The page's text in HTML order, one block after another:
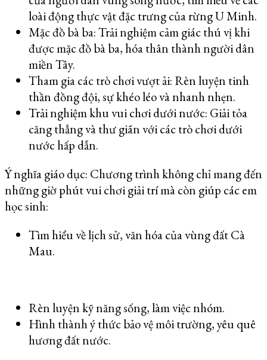
loài động thực vật đặc trưng của rừng U Minh.
Mặc đồ bà ba: Trải nghiệm cảm giác thú vị khi
được mặc đồ bà ba, hóa thân thành người dân
miền Tây.
Tham gia các trò chơi vượt ải: Rèn luyện tinh
thần đồng đội, sự khéo léo và nhanh nhẹn.
Trải nghiệm khu vui chơi dưới nước: Giải tỏa
căng thẳng và thư giãn với các trò chơi dưới
nước hấp dẫn.
Ý nghĩa giáo dục: Chương trình không chỉ mang đến
những giờ phút vui chơi giải trí mà còn giúp các em
học sinh:
Tìm hiểu về lịch sử, văn hóa của vùng đất Cà
Mau.
Rèn luyện kỹ năng sống, làm việc nhóm.
Hình thành ý thức bảo vệ môi trường, yêu quê
hương đất nước.